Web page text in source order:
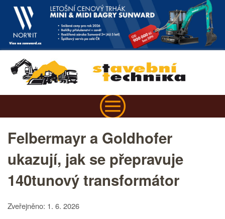
Felbermayr a Goldhofer
ukazují, jak se přepravuje
140tunový transformátor
Zveřejněno: 1. 6. 2026